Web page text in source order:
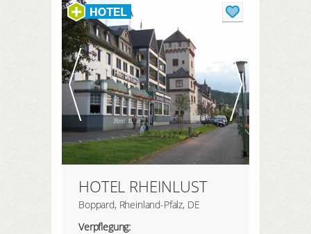
HOTEL RHEINLUST
Boppard, Rheinland-Pfalz, DE
Verpflegung: